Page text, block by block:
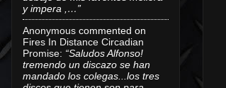
y impera ,…”
Anonymous commented on
Fires In Distance Circadian
Promise: “Saludos Alfonso!
tremendo un discazo se han
mandado los colegas...los tres